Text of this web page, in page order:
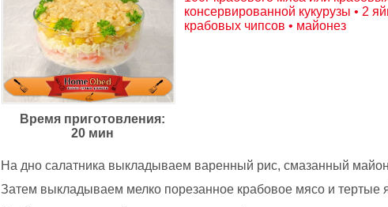
Время приготовления:
20 мин
консервированной кукурузы • 2
крабовых чипсов • майонез
На дно салатника выкладываем варенный рис, смазанный
Затем выкладываем мелко порезанное крабовое мясо и тертые